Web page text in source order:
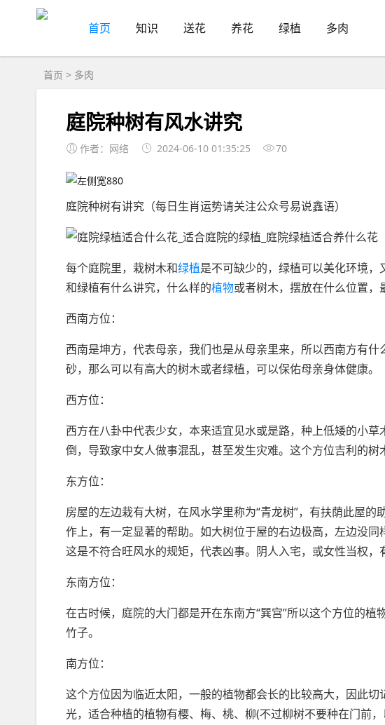
首页 知识 送花 养花 绿植 多肉
首页 > 多肉
庭院种树有风水讲究
作者：网络 2024-06-10 01:35:25 70
庭院种树有讲究（每日生肖运势请关注公众号易说鑫语）
每个庭院里，栽树木和绿植是不可缺少的，绿植可以美化环境
和绿植有什么讲究，什么样的植物或者树木，摆放在什么位置，
西南方位：
西南是坤方，代表母亲，我们也是从母亲里来，所以西南方有
砂，那么可以有高大的树木或者绿植，可以保佑母亲身体健康。
西方位：
西方在八卦中代表少女，本来适宜见水或是路，种上低矮的小
倒，导致家中女人做事混乱，甚至发生灾难。这个方位吉利的树
东方位：
房屋的左边栽有大树，在风水学里称为“青龙树”，有扶荫此屋
作上，有一定显著的帮助。如大树位于屋的右边极高，左边没同
这是不符合旺风水的规矩，代表凶事。阴人入宅，或女性当权，
东南方位：
在古时候，庭院的大门都是开在东南方“巽宫”所以这个方位的植
竹子。
南方位：
这个方位因为临近太阳，一般的植物都会长的比较高大，因此
光，适合种植的植物有樱、梅、桃、柳(不过柳树不要种在门前